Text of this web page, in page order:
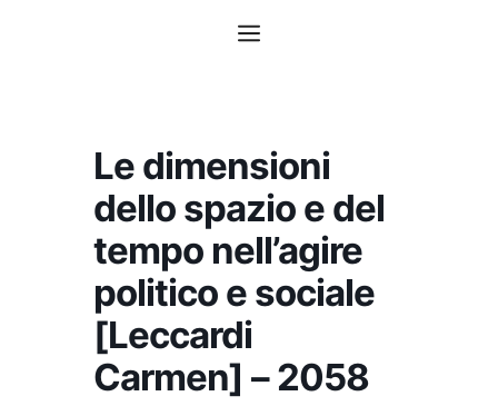
Menu
Le dimensioni
dello spazio e del
tempo nell’agire
politico e sociale
[Leccardi
Carmen] – 2058